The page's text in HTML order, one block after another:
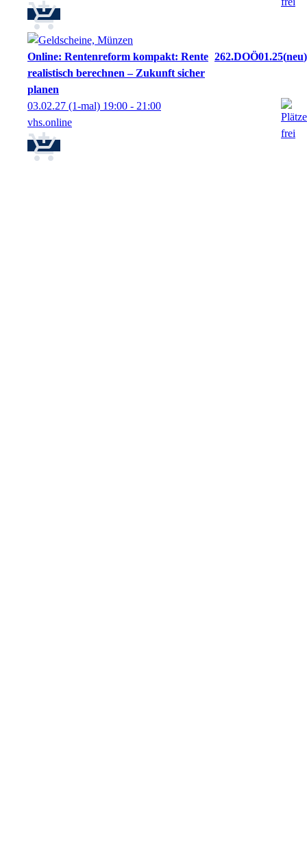
Online: Rentenreform kompakt: Rente
realistisch berechnen – Zukunft sicher
planen
262.DOÖ01.25 neu
03.02.27 (1-mal) 19:00 - 21:00
vhs.online